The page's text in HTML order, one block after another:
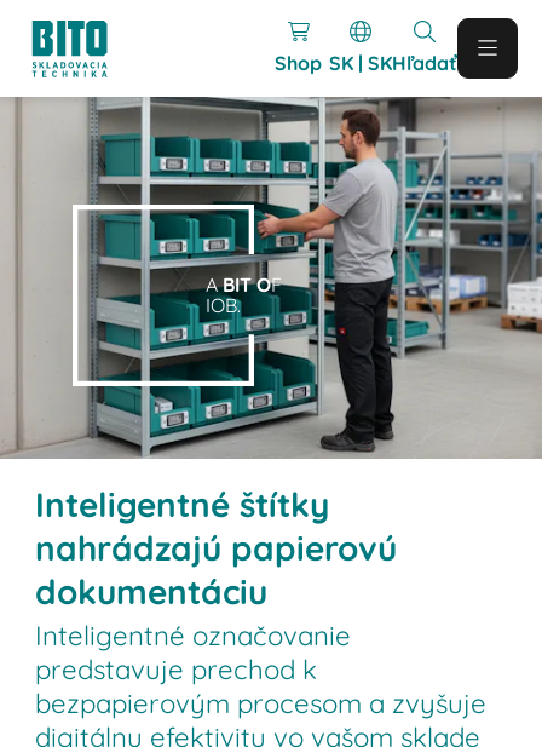
Shop SK | SKHľadať
ABIT OF
IOB.
Inteligentné štítky
nahrádzajú papierovú
dokumentáciu
Inteligentné označovanie
predstavuje prechod k
bezpapierovým procesom a zvyšuje
digitálnu efektivitu vo vašom sklade